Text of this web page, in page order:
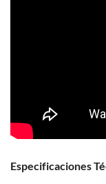
Especificaciones